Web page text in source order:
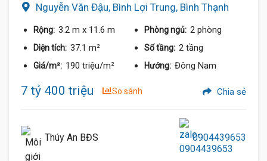
Nguyễn Văn Đậu, Bình Lợi Trung, Bình Thạnh
Rộng: 3.2 m x 11.6 m Phòng ngủ: 2 phòng
Diện tích: 37.1 m² Số tầng: 2 tầng
Giá/m²: 190 triệu/m² Hướng: Đông Nam
7 tỷ 400 triệu So sánh Chia sẻ
Thúy An BĐS 0904439653